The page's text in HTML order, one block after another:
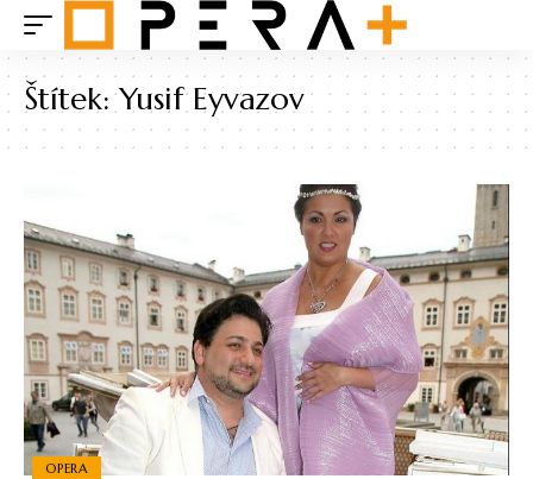
Štítek:Yusif Eyvazov
OPERA